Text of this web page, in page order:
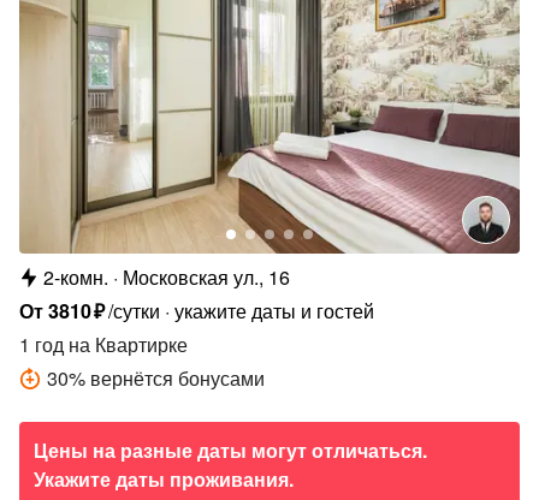
2-комн.
Московская ул., 16
От3810₽/сутки укажите даты и гостей
1 год на Квартирке
30% вернётся бонусами
Цены на разные даты могут отличаться.
Укажите даты проживания.